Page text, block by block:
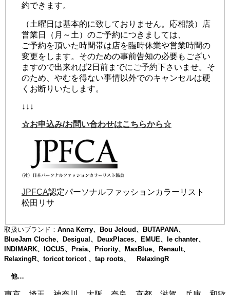
約できます。
（土曜日は基本的に致しておりません。応相談）店
営業日（月～土）のご予約につきましては、
ご予約を頂いた時間帯は店を臨時休業や営業時間の
変更をします。そのための事前告知の必要もござい
ますので出来れば2日前までにご予約下さいませ。そ
のため、やむを得ない事情以外でのキャンセルは硬
くお断りいたします。
↓↓↓
☆お申込み/お問い合わせはこちらから☆
JPFCA認定パーソナルファッションカラーリスト
松田リサ
取扱いブランド： Anna Kerry、Bou Jeloud、BUTAPANA、
BlueJam Cloche、Desigual、DeuxPlaces、EMUE、le chanter、
INDIMARK、IOCUS、Praia、Priority、MaxBlue、Renault、
RelaxingR、toricot toricot 、tap roots、 RelaxingR
他…